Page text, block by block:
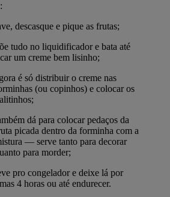
descasque e pique as frutas;
tudo no liquidificador e bata até
um creme bem lisinho;
é só distribuir o creme nas
(ou copinhos) e colocar os
dá para colocar pedaços da
picada dentro da forminha com a
— serve tanto para decorar
para morder;
pro congelador e deixe lá por
4 horas ou até endurecer.